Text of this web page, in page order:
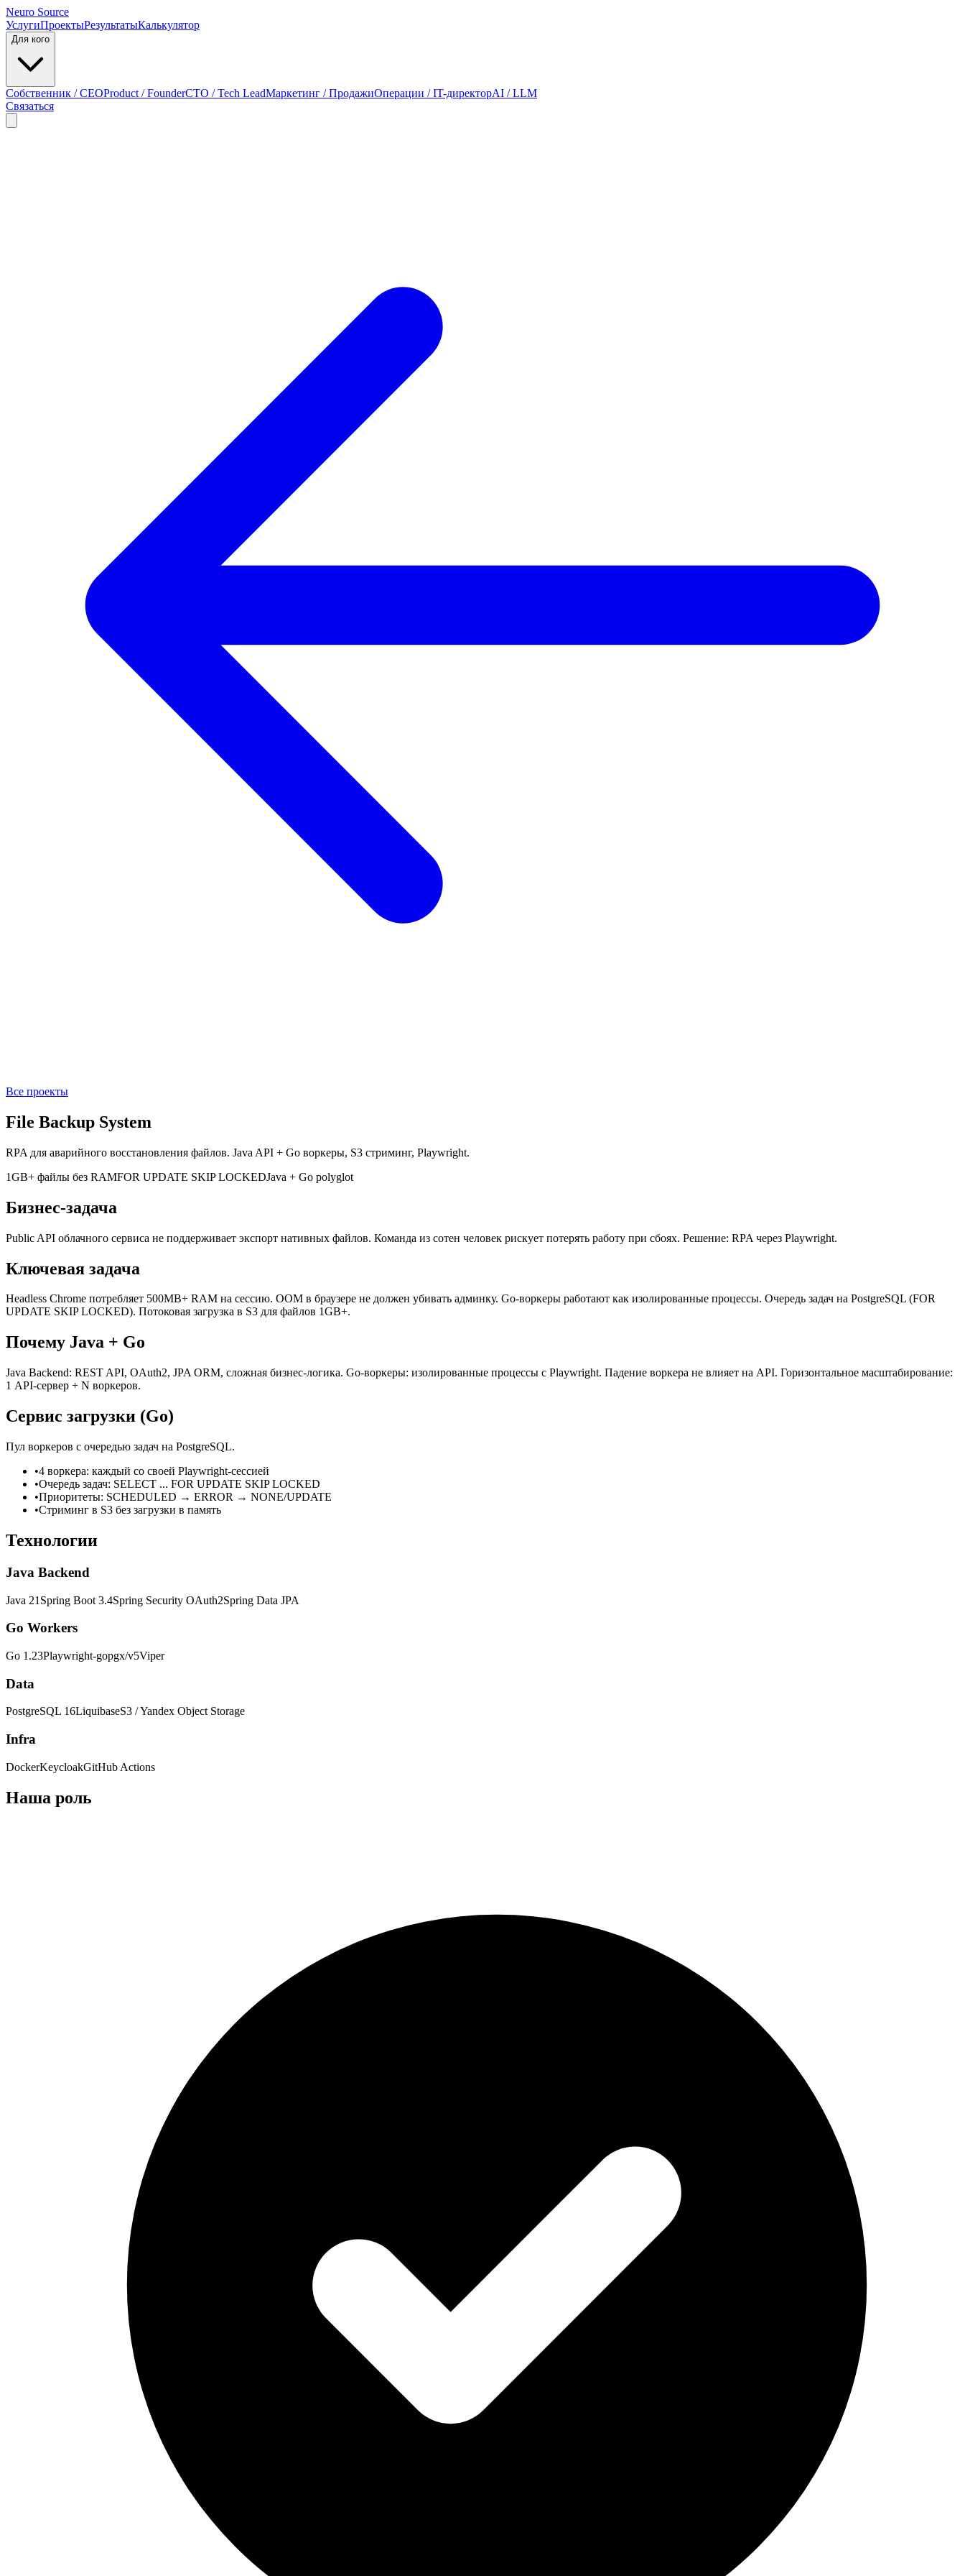
Neuro Source
УслугиПроектыРезультатыКалькулятор
Для кого
Собственник / CEOProduct / FounderCTO / Tech LeadМаркетинг / ПродажиОперации / IT-директорAI / LLM
Связаться
Все проекты
File Backup System
RPA для аварийного восстановления файлов. Java API + Go воркеры, S3 стриминг, Playwright.
1GB+ файлы без RAMFOR UPDATE SKIP LOCKEDJava + Go polyglot
Бизнес-задача
Public API облачного сервиса не поддерживает экспорт нативных файлов. Команда из сотен человек рискует потерять работу при сбоях. Решение: RPA через Playwright.
Ключевая задача
Headless Chrome потребляет 500MB+ RAM на сессию. OOM в браузере не должен убивать админку. Go-воркеры работают как изолированные процессы. Очередь задач на PostgreSQL (FOR
UPDATE SKIP LOCKED). Потоковая загрузка в S3 для файлов 1GB+.
Почему Java + Go
Java Backend: REST API, OAuth2, JPA ORM, сложная бизнес-логика. Go-воркеры: изолированные процессы с Playwright. Падение воркера не влияет на API. Горизонтальное масштабирование:
1 API-сервер + N воркеров.
Сервис загрузки (Go)
Пул воркеров с очередью задач на PostgreSQL.
•4 воркера: каждый со своей Playwright-сессией
•Очередь задач: SELECT ... FOR UPDATE SKIP LOCKED
•Приоритеты: SCHEDULED → ERROR → NONE/UPDATE
•Стриминг в S3 без загрузки в память
Технологии
Java Backend
Java 21 Spring Boot 3.4Spring Security OAuth2Spring Data JPA
Go Workers
Go 1.23Playwright-gopgx/v5Viper
Data
PostgreSQL 16LiquibaseS3 / Yandex Object Storage
Infra
DockerKeycloakGitHub Actions
Наша роль